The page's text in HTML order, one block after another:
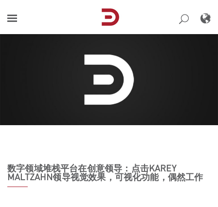
content
数字领域堆栈平台在创意领导：点击KAREY
MALTZAHN领导视觉效果，可视化功能，偶然工作